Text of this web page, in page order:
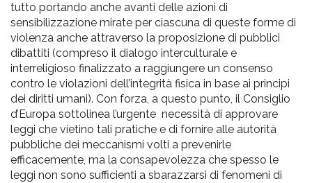
tutto portando anche avanti delle azioni di
sensibilizzazione mirate per ciascuna di queste forme di
violenza anche attraverso la proposizione di pubblici
dibattiti (compreso il dialogo interculturale e
interreligioso finalizzato a raggiungere un consenso
contro le violazioni dell’integrità fisica in base ai principi
dei diritti umani). Con forza, a questo punto, il Consiglio
d’Europa sottolinea l’urgente necessità di approvare
leggi che vietino tali pratiche e di fornire alle autorità
pubbliche dei meccanismi volti a prevenirle
efficacemente, ma la consapevolezza che spesso le
leggi non sono sufficienti a sbarazzarsi di fenomeni di